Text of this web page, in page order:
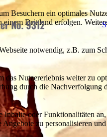
Besuchern ein optimales
einem Drittland erfolgen.
notwendig, z.B. zum
das Nutzererlebnis weiter zu
durch die Nachverfolgung
Inhalte oder Funktionalitäten
zu personalisieren und